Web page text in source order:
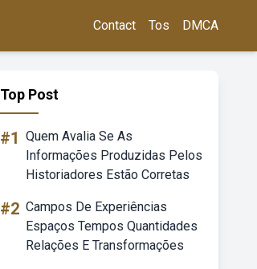
Contact Tos DMCA
Top Post
#1 Quem Avalia Se As
Informações Produzidas Pelos
Historiadores Estão Corretas
#2 Campos De Experiências
Espaços Tempos Quantidades
Relações E Transformações